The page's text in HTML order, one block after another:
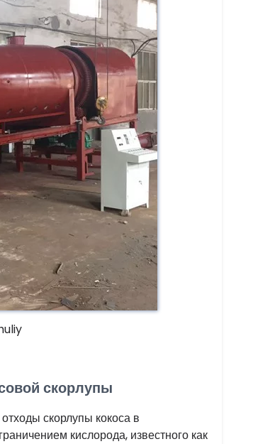
скорлупы
скорлупы кокоса в
кислорода, известного как